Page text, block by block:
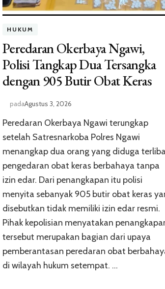
HUKUM
Peredaran Okerbaya Ngawi,
Polisi Tangkap Dua Tersangka
dengan 905 Butir Obat Keras
padaAgustus 3, 2026
Peredaran Okerbaya Ngawi terungkap
setelah Satresnarkoba Polres Ngawi
menangkap dua orang yang diduga
pengedaran obat keras berbahaya tanpa
izin edar. Dari penangkapan itu polisi
menyita sebanyak 905 butir obat keras
disebutkan tidak memiliki izin edar resmi.
Pihak kepolisian menyatakan
tersebut merupakan bagian dari upaya
pemberantasan peredaran obat
di wilayah hukum setempat. …